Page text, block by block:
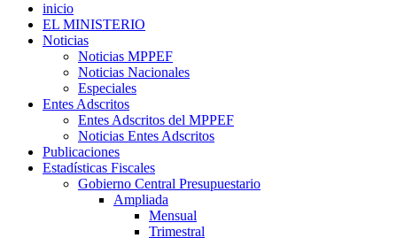
inicio
EL MINISTERIO
Noticias
Noticias MPPEF
Noticias Nacionales
Especiales
Entes Adscritos
Entes Adscritos del MPPEF
Noticias Entes Adscritos
Publicaciones
Estadísticas Fiscales
Gobierno Central Presupuestario
Ampliada
Mensual
Trimestral